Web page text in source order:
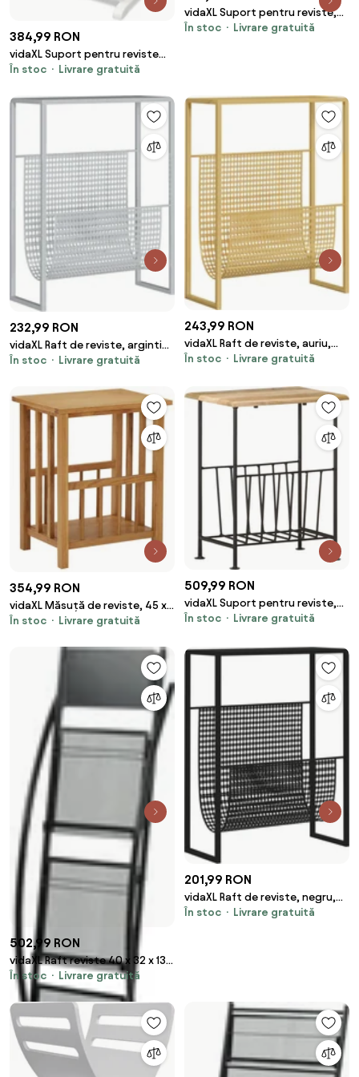
384,99 RON
vidaXL Suport pentru reviste
Melrose, alb
În stoc Livrare gratuită
vidaXL Suport pentru reviste,
31x31x31 cm, zambilă de apă
În stoc Livrare gratuită
232,99 RON
vidaXL Raft de reviste, argintiu,
35x15x45 cm, oțel
În stoc Livrare gratuită
243,99 RON
vidaXL Raft de reviste, auriu,
35x15x45 cm, oțel
În stoc Livrare gratuită
354,99 RON
vidaXL Măsuță de reviste, 45 x
35 x 55 cm, lemn masiv de
În stoc Livrare gratuită
509,99 RON
vidaXL Suport pentru reviste,
40x30x50 cm, lemn masiv de
În stoc Livrare gratuită
502,99 RON
vidaXL Raft reviste 40 x 32 x 131
cm, negru, A4
În stoc Livrare gratuită
201,99 RON
vidaXL Raft de reviste, negru,
35x15x45 cm, oțel
În stoc Livrare gratuită